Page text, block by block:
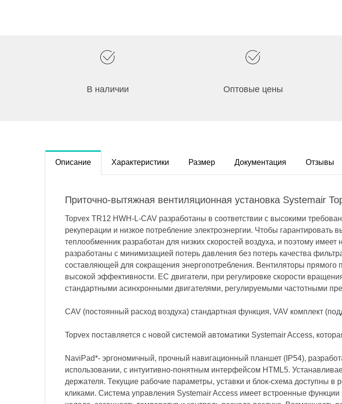
В наличии Оптовые цены
Описание Характеристики Размер Документация Отзывы
Приточно-вытяжная вентиляционная установка Systemair
Topvex TR12 HWH-L-CAV разработаны в соответствии с высокими
рекуперации и низкое потребление электроэнергии. Чтобы гарантировать
теплообменник разработан для низких скоростей воздуха, и поэтому
разработаны с минимизацией потерь давления без потерь качества
составляющей для сокращения энергопотребления. Вентиляторы
высокой эффективности. EC двигатели, при регулировке скорости
стандартными асинхронными двигателями, регулируемыми частотными
СAV (постоянный расход воздуха) стандартная функция, VAV комплект
Topvex поставляется с новой системой автоматики Systemair Access,
NaviPad*- эргономичный, прочный навигационный планшет (IP54),
использовании, с интуитивно-понятным интерфейсом HTML5.
держателя. Текущие рабочие параметры, уставки и блок-схема доступны в
кликами. Система управления Systemair Access имеет встроенные